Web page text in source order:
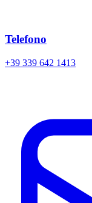
Telefono
+39 339 642 1413